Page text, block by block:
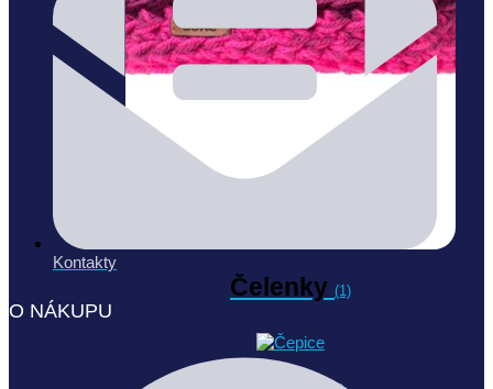
Čelenky (1)
Kontakty
O NÁKUPU